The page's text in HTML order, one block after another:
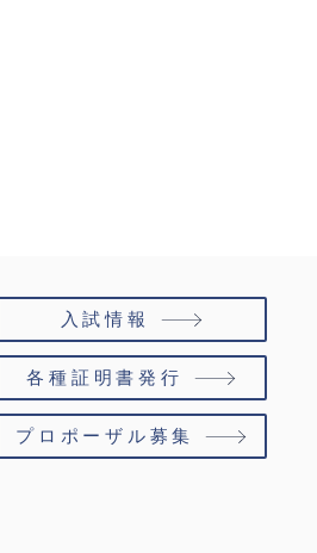
入試情報
各種証明書発行
プロポーザル募集